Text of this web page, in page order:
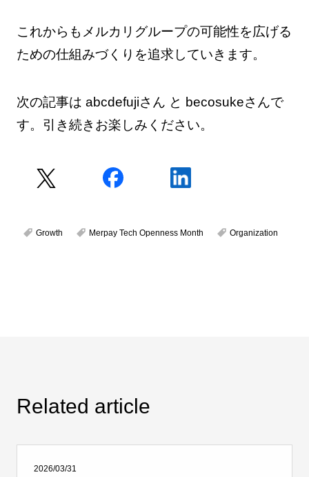
これからもメルカリグループの可能性を広げる
ための仕組みづくりを追求していきます。
次の記事は abcdefujiさん と becosukeさんで
す。引き続きお楽しみください。
Growth Merpay Tech Openness Month Organization
Related article
2026/03/31